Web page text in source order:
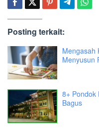
Posting terkait:
Mengasah
Menyusun
8+ Pondok
Bagus